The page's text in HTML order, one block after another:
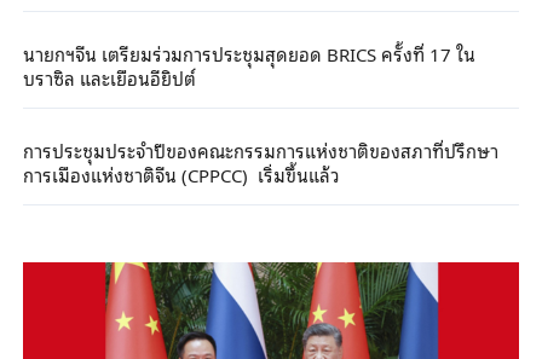
นายกฯจีน เตรียมร่วมการประชุมสุดยอด BRICS ครั้งที่ 17 ใน
บราซิล และเยือนอียิปต์
การประชุมประจำปีของคณะกรรมการแห่งชาติของสภาที่ปรึกษา
การเมืองแห่งชาติจีน (CPPCC) เริ่มขึ้นแล้ว